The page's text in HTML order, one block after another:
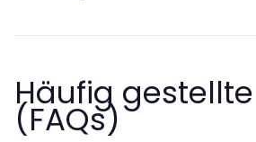
Häufig
(FAQs)